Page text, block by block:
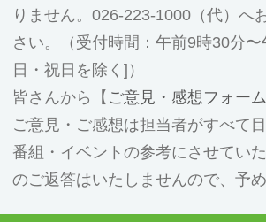
りません。026-223-1000（代）へ
さい。（受付時間：午前9時30分〜
日・祝日を除く]）
皆さんから【 ご意見・感想フォーム
ご意見・ご感想は担当者がすべて
番組・イベントの参考にさせてい
のご返答はいたしませんので、予